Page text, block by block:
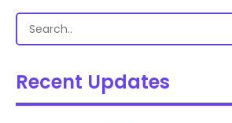
Recent Updates